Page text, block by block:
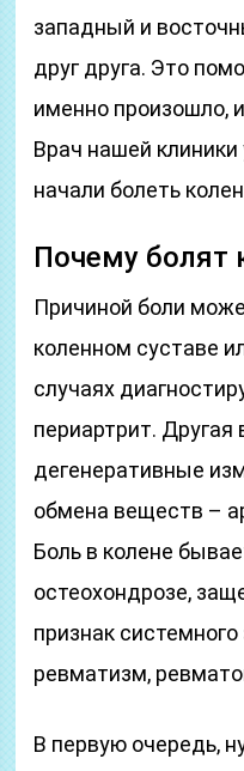
западный и
друг друга. Это
именно произошло,
Врач нашей
начали болеть
Почему болят
Причиной боли
коленном суставе
случаях
периартрит.
дегенеративные
обмена веществ –
Боль в колене
остеохондрозе,
признак системного
ревматизм,
В первую очередь,